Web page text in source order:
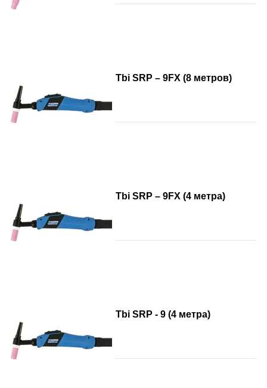
Tbi SRP – 9FX (8 метров)
Tbi SRP – 9FX (4 метра)
Tbi SRP - 9 (4 метра)